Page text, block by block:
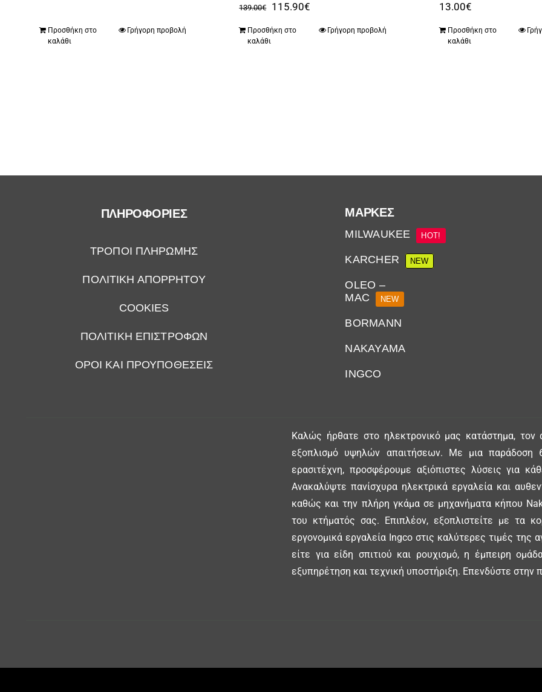
Προσθήκη στο
καλάθι
Γρήγορη προβολή
139.00€
Original
price
115.90€
τρέχουσα
Προσθήκη στο
καλάθι
Γρήγορη προβολή
13.00€
Προσθήκη στο
καλάθι
ΠΛΗΡΟΦΟΡΙΕΣ
ΤΡΟΠΟΙ ΠΛΗΡΩΜΗΣ
ΠΟΛΙΤΙΚΗ ΑΠΟΡΡΗΤΟΥ
COOKIES
ΠΟΛΙΤΙΚΗ ΕΠΙΣΤΡΟΦΩΝ
ΟΡΟΙ ΚΑΙ ΠΡΟΥΠΟΘΕΣΕΙΣ
ΜΆΡΚΕΣ
MILWAUKEE HOT!
KARCHER NEW
OLEO –
MAC
NEW
BORMANN
NAKAYAMA
INGCO
Καλώς ήρθατε στο ηλεκτρονικό μας κατάστημα, τον
εξοπλισμό υψηλών απαιτήσεων. Με μια παράδοση
ερασιτέχνη, προσφέρουμε αξιόπιστες λύσεις για
Ανακαλύψτε πανίσχυρα ηλεκτρικά εργαλεία και
καθώς και την πλήρη γκάμα σε μηχανήματα κήπου
του κτήματός σας. Επιπλέον, εξοπλιστείτε με τα
εργονομικά εργαλεία Ingco στις καλύτερες τιμές της
είτε για είδη σπιτιού και ρουχισμό, η έμπειρη
εξυπηρέτηση και τεχνική υποστήριξη. Επενδύστε στην